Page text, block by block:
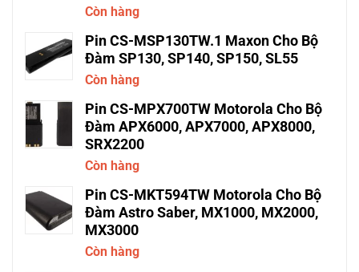
Còn hàng
Pin CS-MSP130TW.1 Maxon Cho Bộ
Đàm SP130, SP140, SP150, SL55
Còn hàng
Pin CS-MPX700TW Motorola Cho Bộ
Đàm APX6000, APX7000, APX8000,
SRX2200
Còn hàng
Pin CS-MKT594TW Motorola Cho Bộ
Đàm Astro Saber, MX1000, MX2000,
MX3000
Còn hàng